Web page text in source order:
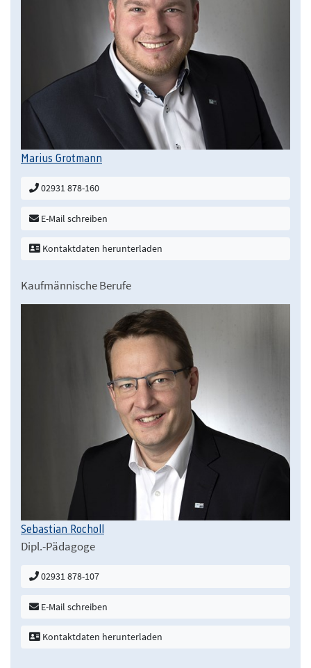
Marius Grotmann
02931 878-160
E-Mail schreiben
Kontaktdaten herunterladen
Kaufmännische Berufe
Sebastian Rocholl
Dipl.-Pädagoge
02931 878-107
E-Mail schreiben
Kontaktdaten herunterladen